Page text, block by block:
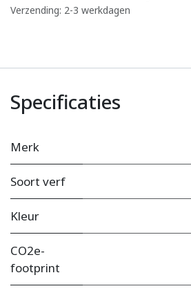
Verzending: 2-3 werkdagen
Specificaties
Merk
Soort verf
Kleur
CO2e-
footprint